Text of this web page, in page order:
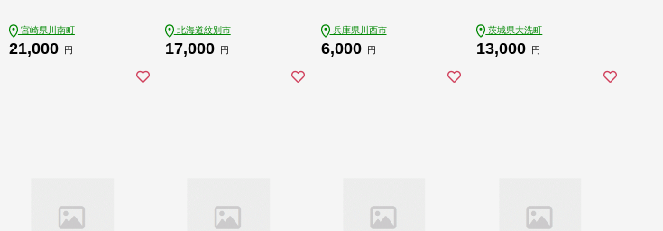
宮崎県川南町
21,000 円
北海道紋別市
17,000 円
兵庫県川西市
6,000 円
茨城県大洗町
13,000 円